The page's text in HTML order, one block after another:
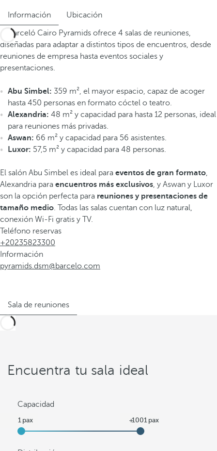
Información Ubicación
El Barceló Cairo Pyramids ofrece 4 salas de reuniones,
diseñadas para adaptar a distintos tipos de encuentros, desde
reuniones de empresa hasta eventos sociales y
presentaciones.
Abu Simbel: 359 m², el mayor espacio, capaz de acoger
hasta 450 personas en formato cóctel o teatro.
Alexandria: 48 m² y capacidad para hasta 12 personas, ideal
para reuniones más privadas.
Aswan: 66 m² y capacidad para 56 asistentes.
Luxor: 57,5 m² y capacidad para 48 personas.
El salón Abu Simbel es ideal para eventos de gran formato,
Alexandria para encuentros más exclusivos, y Aswan y Luxor
son la opción perfecta para reuniones y presentaciones de
tamaño medio. Todas las salas cuentan con luz natural,
conexión Wi-Fi gratis y TV.
Teléfono reservas
+20235823300
Información
pyramids.dsm@barcelo.com
Sala de reuniones
Encuentra tu sala ideal
Capacidad